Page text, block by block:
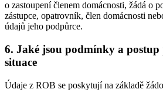
o zastoupení členem domácnosti, žádá o
zástupce, opatrovník, člen domácnosti
údajů jeho podpůrce.
6. Jaké jsou podmínky a postup
situace
Údaje z ROB se poskytují na základě